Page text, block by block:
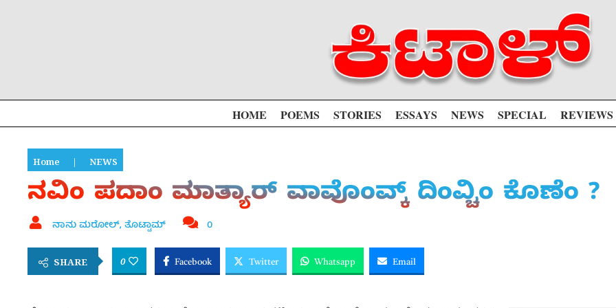
HOME POEMS STORIES ESSAYS NEWS SPECIAL REVIEWS
Home | NEWS
ನವಿಂ ಪದಾಂ ಮಾತ್ಯಾರ್ ವಾವೊಂವ್ಕ್ ದಿಂವ್ಚಿಂ ಕೊಣೆಂ ?
ನಾನು ಮರೋಲ್, ತೊಟ್ಟಾಮ್ 0
SHARE 0 Facebook Twitter Whatsapp Email